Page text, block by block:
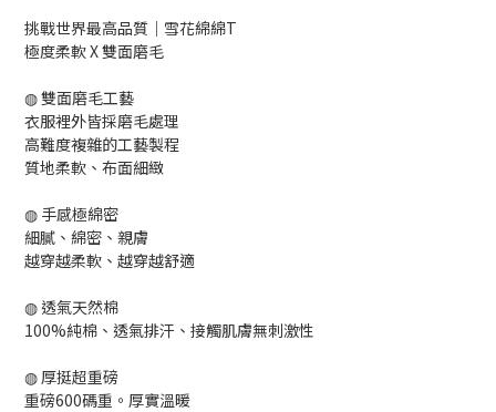
挑戰世界最高品質｜雪花綿綿T
極度柔軟 X 雙面磨毛
◍ 雙面磨毛工藝
衣服裡外皆採磨毛處理
高難度複雜的工藝製程
質地柔軟、布面細緻
◍ 手感極綿密
細膩、綿密、親膚
越穿越柔軟、越穿越舒適
◍ 透氣天然棉
100%純棉、透氣排汗、接觸肌膚無刺激性
◍ 厚挺超重磅
重磅600碼重。厚實溫暖